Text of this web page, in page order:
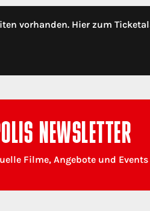
vorhanden. Hier zum
NEWSLETTER
Filme, Angebote und Events